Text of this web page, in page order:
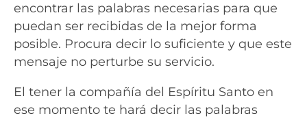
encontrar las palabras necesarias para que
puedan ser recibidas de la mejor forma
posible. Procura decir lo suficiente y que este
mensaje no perturbe su servicio.
El tener la compañía del Espíritu Santo en
ese momento te hará decir las palabras